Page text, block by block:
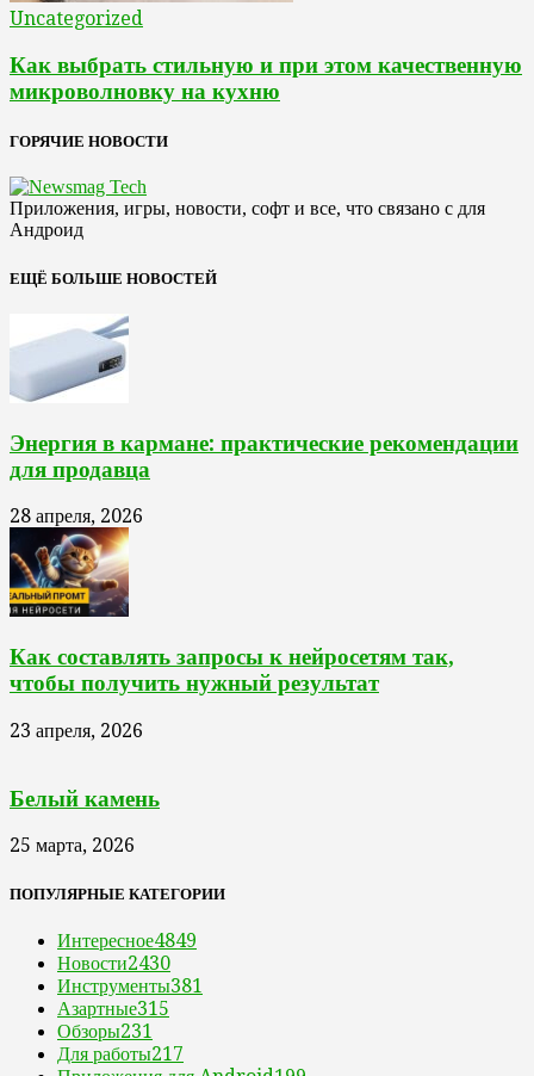
Uncategorized
Как выбрать стильную и при этом качественную
микроволновку на кухню
ГОРЯЧИЕ НОВОСТИ
Приложения, игры, новости, софт и все, что связано с для
Андроид
ЕЩЁ БОЛЬШЕ НОВОСТЕЙ
Энергия в кармане: практические рекомендации
для продавца
28 апреля, 2026
Как составлять запросы к нейросетям так,
чтобы получить нужный результат
23 апреля, 2026
Белый камень
25 марта, 2026
ПОПУЛЯРНЫЕ КАТЕГОРИИ
Интересное4849
Новости2430
Инструменты381
Азартные315
Обзоры231
Для работы217